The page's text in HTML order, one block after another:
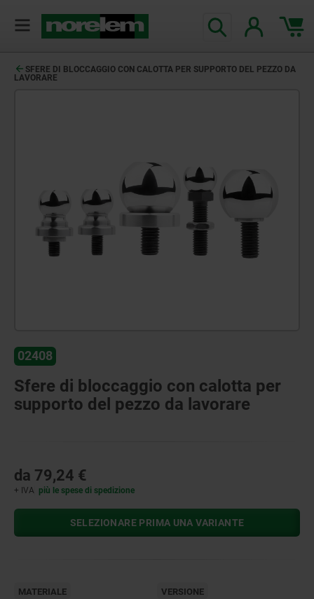
SFERE DI BLOCCAGGIO CON CALOTTA PER SUPPORTO DEL PEZZO DA
LAVORARE
02408
Sfere di bloccaggio con calotta per
supporto del pezzo da lavorare
da 79,24 €
+ IVA più le spese di spedizione
SELEZIONARE PRIMA UNA VARIANTE
MATERIALE VERSIONE